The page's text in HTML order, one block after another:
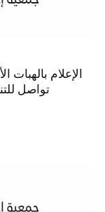
الإعلام
تواصل